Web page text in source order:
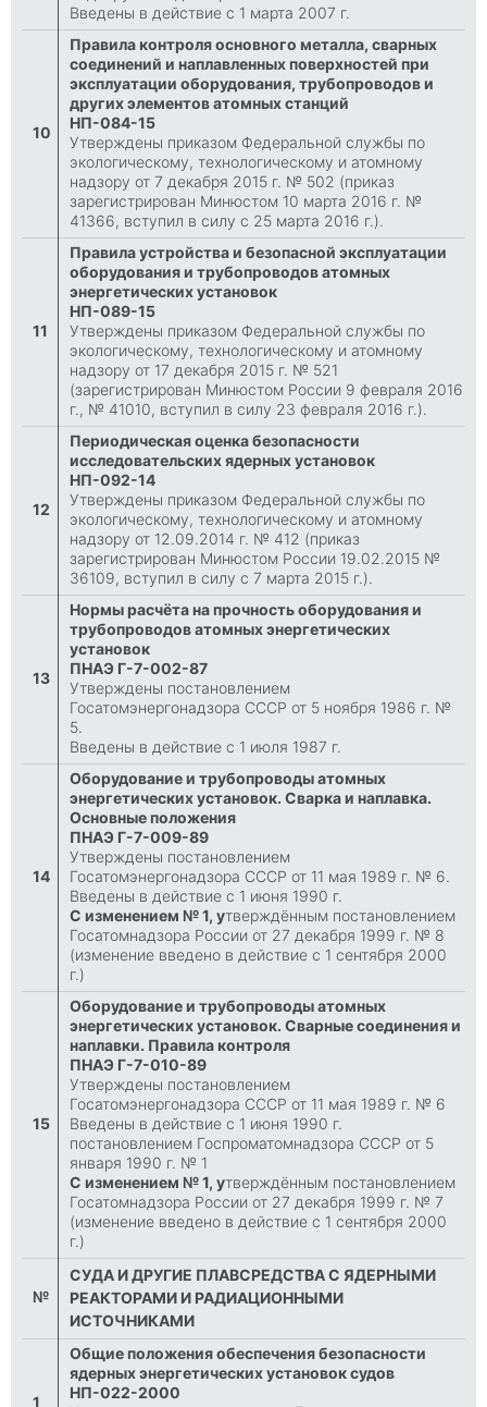
Введены в действие с 1 марта 2007 г.
10
Правила контроля основного металла, сварных
соединений и наплавленных поверхностей при
эксплуатации оборудования, трубопроводов и
других элементов атомных станций
НП-084-15
Утверждены приказом Федеральной службы по
экологическому, технологическому и атомному
надзору от 7 декабря 2015 г. № 502 (приказ
зарегистрирован Минюстом 10 марта 2016 г. №
41366, вступил в силу с 25 марта 2016 г.).
11
Правила устройства и безопасной эксплуатации
оборудования и трубопроводов атомных
энергетических установок
НП-089-15
Утверждены приказом Федеральной службы по
экологическому, технологическому и атомному
надзору от 17 декабря 2015 г. № 521
(зарегистрирован Минюстом России 9 февраля 2016
г., № 41010, вступил в силу 23 февраля 2016 г.).
12
Периодическая оценка безопасности
исследовательских ядерных установок
НП-092-14
Утверждены приказом Федеральной службы по
экологическому, технологическому и атомному
надзору от 12.09.2014 г. № 412 (приказ
зарегистрирован Минюстом России 19.02.2015 №
36109, вступил в силу с 7 марта 2015 г.).
13
Нормы расчёта на прочность оборудования и
трубопроводов атомных энергетических
установок
ПНАЭ Г-7-002-87
Утверждены постановлением
Госатомэнергонадзора СССР от 5 ноября 1986 г. №
5.
Введены в действие с 1 июля 1987 г.
14
Оборудование и трубопроводы атомных
энергетических установок. Сварка и наплавка.
Основные положения
ПНАЭ Г-7-009-89
Утверждены постановлением
Госатомэнергонадзора СССР от 11 мая 1989 г. № 6.
Введены в действие с 1 июня 1990 г.
С изменением № 1, утверждённым постановлением
Госатомнадзора России от 27 декабря 1999 г. № 8
(изменение введено в действие с 1 сентября 2000
г.)
15
Оборудование и трубопроводы атомных
энергетических установок. Сварные соединения и
наплавки. Правила контроля
ПНАЭ Г-7-010-89
Утверждены постановлением
Госатомэнергонадзора СССР от 11 мая 1989 г. № 6
Введены в действие с 1 июня 1990 г.
постановлением Госпроматомнадзора СССР от 5
января 1990 г. № 1
С изменением № 1, утверждённым постановлением
Госатомнадзора России от 27 декабря 1999 г. № 7
(изменение введено в действие с 1 сентября 2000
г.)
№
СУДА И ДРУГИЕ ПЛАВСРЕДСТВА С ЯДЕРНЫМИ
РЕАКТОРАМИ И РАДИАЦИОННЫМИ
ИСТОЧНИКАМИ
1
Общие положения обеспечения безопасности
ядерных энергетических установок судов
НП-022-2000